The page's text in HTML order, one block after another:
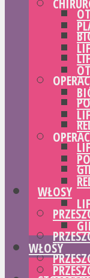
WŁOSY
WŁOSY